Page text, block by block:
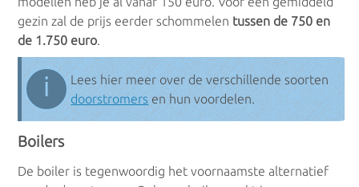
gezin zal de prijs eerder schommelen tussen de 750 en
de 1.750 euro.
ℹ
Lees hier meer over de verschillende soorten
doorstromersen hun voordelen.
Boilers
De boiler is tegenwoordig het voornaamste alternatief